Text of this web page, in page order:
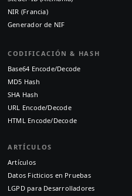
NIR (Francia)
Generador de NIF
CODIFICACIÓN & HASH
Base64 Encode/Decode
MD5 Hash
SHA Hash
URL Encode/Decode
HTML Encode/Decode
ARTÍCULOS
Artículos
Datos Ficticios en Pruebas
LGPD para Desarrolladores